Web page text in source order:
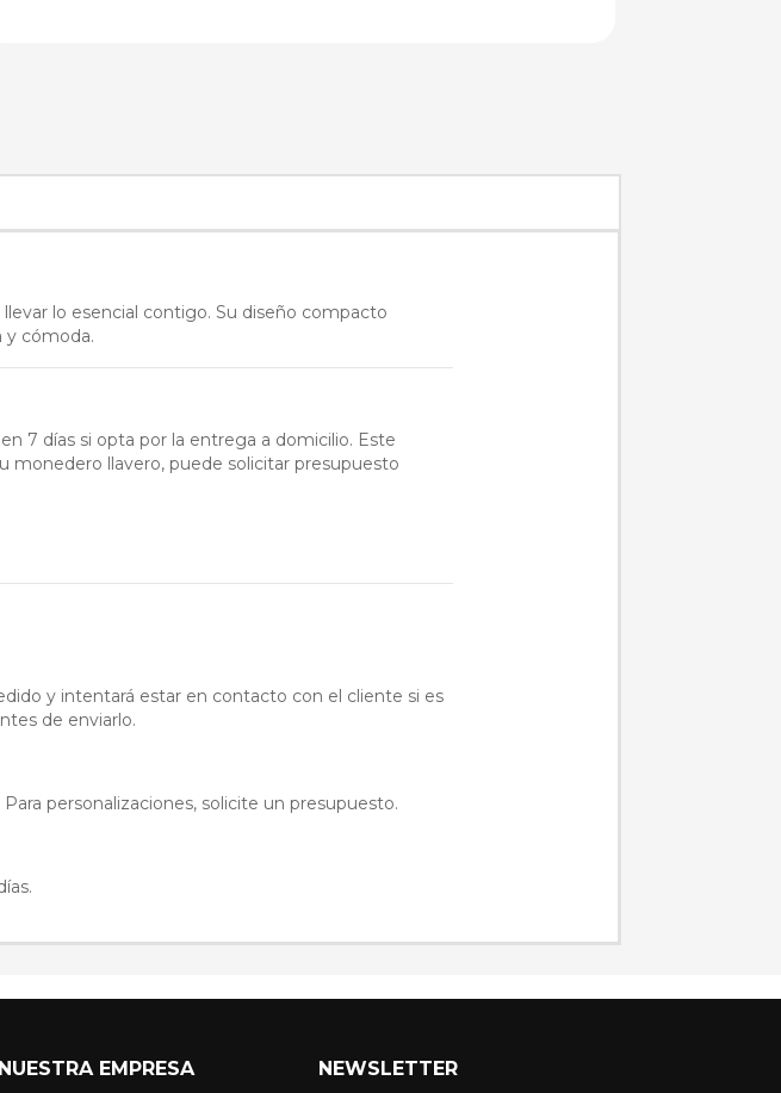
lo esencial contigo. Su diseño compacto
y cómoda.
7 días si opta por la entrega a domicilio. Este
monedero llavero, puede solicitar presupuesto
y intentará estar en contacto con el cliente si es
de enviarlo.
personalizaciones, solicite un presupuesto.
NUESTRA EMPRESA NEWSLETTER